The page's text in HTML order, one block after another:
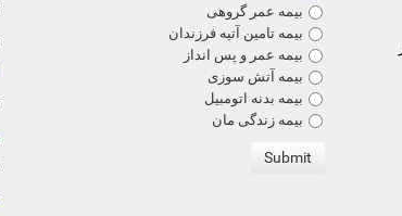
بیمه عمر گروهی
بیمه تامین آتیه فرزندان
بیمه عمر و پس انداز
بیمه آتش سوزی
بیمه بدنه اتومبیل
بیمه زندگی مان